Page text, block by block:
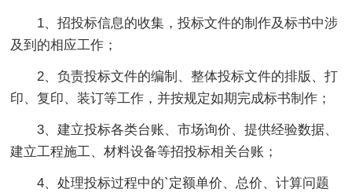
1、招投标信息的收集，投标文件的制作及标书中涉
及到的相应工作；
2、负责投标文件的编制、整体投标文件的排版、打
印、复印、装订等工作，并按规定如期完成标书制作；
3、建立投标各类台账、市场询价、提供经验数据、
建立工程施工、材料设备等招投标相关台账；
4、处理投标过程中的`定额单价、总价、计算问题